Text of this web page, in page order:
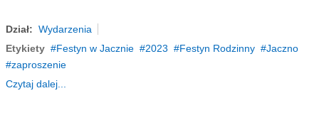
Dział: Wydarzenia
Etykiety
Festyn w Jacznie 2023 Festyn Rodzinny
Jaczno
zaproszenie
Czytaj dalej...